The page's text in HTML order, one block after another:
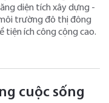
diện tích xây dựng -
trường đô thị đông
tiện ích công cộng cao.
cuộc sống